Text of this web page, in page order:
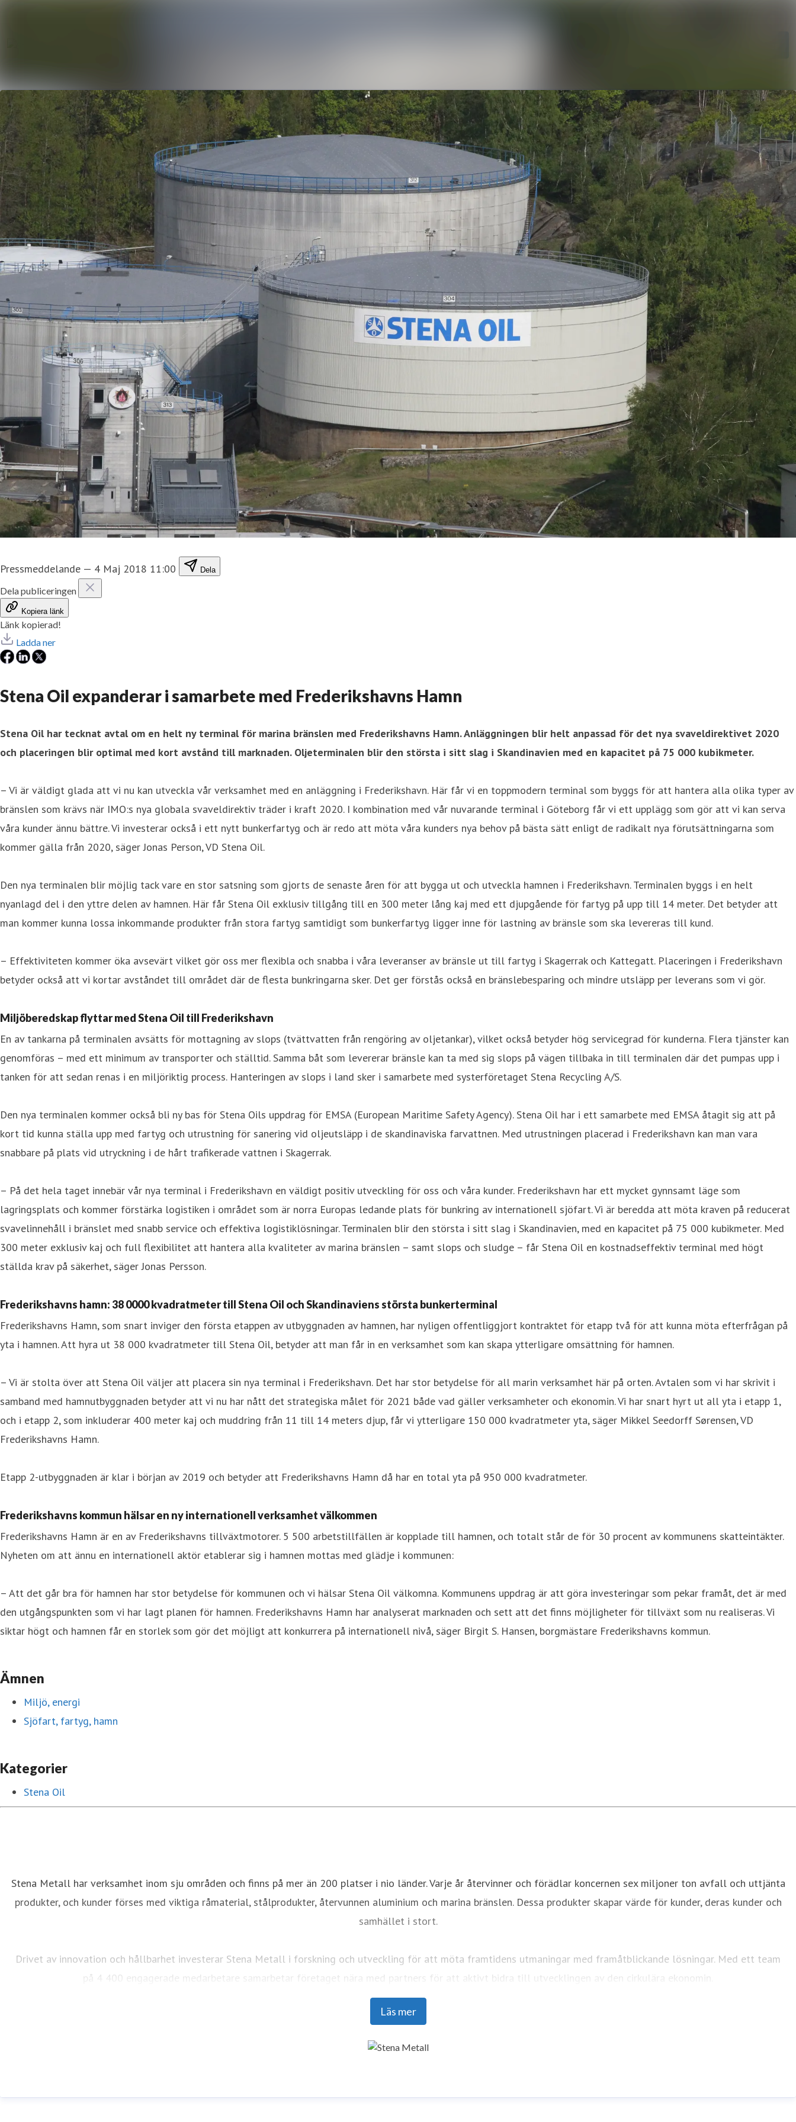
Pressmeddelande — 4 Maj 2018 11:00 Dela
Dela publiceringen
Kopiera länk
Länk kopierad!
Ladda ner
Stena Oil expanderar i samarbete med Frederikshavns Hamn
Stena Oil har tecknat avtal om en helt ny terminal för marina bränslen med Frederikshavns Hamn. Anläggningen blir helt anpassad för det nya svaveldirektivet 2020
och placeringen blir optimal med kort avstånd till marknaden. Oljeterminalen blir den största i sitt slag i Skandinavien med en kapacitet på 75 000 kubikmeter.
– Vi är väldigt glada att vi nu kan utveckla vår verksamhet med en anläggning i Frederikshavn. Här får vi en toppmodern terminal som byggs för att hantera alla olika typer av
bränslen som krävs när IMO:s nya globala svaveldirektiv träder i kraft 2020. I kombination med vår nuvarande terminal i Göteborg får vi ett upplägg som gör att vi kan serva
våra kunder ännu bättre. Vi investerar också i ett nytt bunkerfartyg och är redo att möta våra kunders nya behov på bästa sätt enligt de radikalt nya förutsättningarna som
kommer gälla från 2020, säger Jonas Person, VD Stena Oil.
Den nya terminalen blir möjlig tack vare en stor satsning som gjorts de senaste åren för att bygga ut och utveckla hamnen i Frederikshavn. Terminalen byggs i en helt
nyanlagd del i den yttre delen av hamnen. Här får Stena Oil exklusiv tillgång till en 300 meter lång kaj med ett djupgående för fartyg på upp till 14 meter. Det betyder att
man kommer kunna lossa inkommande produkter från stora fartyg samtidigt som bunkerfartyg ligger inne för lastning av bränsle som ska levereras till kund.
– Effektiviteten kommer öka avsevärt vilket gör oss mer flexibla och snabba i våra leveranser av bränsle ut till fartyg i Skagerrak och Kattegatt. Placeringen i Frederikshavn
betyder också att vi kortar avståndet till området där de flesta bunkringarna sker. Det ger förstås också en bränslebesparing och mindre utsläpp per leverans som vi gör.
Miljöberedskap flyttar med Stena Oil till Frederikshavn
En av tankarna på terminalen avsätts för mottagning av slops (tvättvatten från rengöring av oljetankar), vilket också betyder hög servicegrad för kunderna. Flera tjänster kan
genomföras – med ett minimum av transporter och ställtid. Samma båt som levererar bränsle kan ta med sig slops på vägen tillbaka in till terminalen där det pumpas upp i
tanken för att sedan renas i en miljöriktig process. Hanteringen av slops i land sker i samarbete med systerföretaget Stena Recycling A/S.
Den nya terminalen kommer också bli ny bas för Stena Oils uppdrag för EMSA (European Maritime Safety Agency). Stena Oil har i ett samarbete med EMSA åtagit sig att på
kort tid kunna ställa upp med fartyg och utrustning för sanering vid oljeutsläpp i de skandinaviska farvattnen. Med utrustningen placerad i Frederikshavn kan man vara
snabbare på plats vid utryckning i de hårt trafikerade vattnen i Skagerrak.
– På det hela taget innebär vår nya terminal i Frederikshavn en väldigt positiv utveckling för oss och våra kunder. Frederikshavn har ett mycket gynnsamt läge som
lagringsplats och kommer förstärka logistiken i området som är norra Europas ledande plats för bunkring av internationell sjöfart. Vi är beredda att möta kraven på reducerat
svavelinnehåll i bränslet med snabb service och effektiva logistiklösningar. Terminalen blir den största i sitt slag i Skandinavien, med en kapacitet på 75 000 kubikmeter. Med
300 meter exklusiv kaj och full flexibilitet att hantera alla kvaliteter av marina bränslen – samt slops och sludge – får Stena Oil en kostnadseffektiv terminal med högt
ställda krav på säkerhet, säger Jonas Persson.
Frederikshavns hamn: 38 0000 kvadratmeter till Stena Oil och Skandinaviens största bunkerterminal
Frederikshavns Hamn, som snart inviger den första etappen av utbyggnaden av hamnen, har nyligen offentliggjort kontraktet för etapp två för att kunna möta efterfrågan på
yta i hamnen. Att hyra ut 38 000 kvadratmeter till Stena Oil, betyder att man får in en verksamhet som kan skapa ytterligare omsättning för hamnen.
– Vi är stolta över att Stena Oil väljer att placera sin nya terminal i Frederikshavn. Det har stor betydelse för all marin verksamhet här på orten. Avtalen som vi har skrivit i
samband med hamnutbyggnaden betyder att vi nu har nått det strategiska målet för 2021 både vad gäller verksamheter och ekonomin. Vi har snart hyrt ut all yta i etapp 1,
och i etapp 2, som inkluderar 400 meter kaj och muddring från 11 till 14 meters djup, får vi ytterligare 150 000 kvadratmeter yta, säger Mikkel Seedorff Sørensen, VD
Frederikshavns Hamn.
Etapp 2-utbyggnaden är klar i början av 2019 och betyder att Frederikshavns Hamn då har en total yta på 950 000 kvadratmeter.
Frederikshavns kommun hälsar en ny internationell verksamhet välkommen
Frederikshavns Hamn är en av Frederikshavns tillväxtmotorer. 5 500 arbetstillfällen är kopplade till hamnen, och totalt står de för 30 procent av kommunens skatteintäkter.
Nyheten om att ännu en internationell aktör etablerar sig i hamnen mottas med glädje i kommunen:
– Att det går bra för hamnen har stor betydelse för kommunen och vi hälsar Stena Oil välkomna. Kommunens uppdrag är att göra investeringar som pekar framåt, det är med
den utgångspunkten som vi har lagt planen för hamnen. Frederikshavns Hamn har analyserat marknaden och sett att det finns möjligheter för tillväxt som nu realiseras. Vi
siktar högt och hamnen får en storlek som gör det möjligt att konkurrera på internationell nivå, säger Birgit S. Hansen, borgmästare Frederikshavns kommun.
Ämnen
Miljö, energi
Sjöfart, fartyg, hamn
Kategorier
Stena Oil
Stena Metall har verksamhet inom sju områden och finns på mer än 200 platser i nio länder. Varje år återvinner och förädlar koncernen sex miljoner ton avfall och uttjänta
produkter, och kunder förses med viktiga råmaterial, stålprodukter, återvunnen aluminium och marina bränslen. Dessa produkter skapar värde för kunder, deras kunder och
samhället i stort.
Drivet av innovation och hållbarhet investerar Stena Metall i forskning och utveckling för att möta framtidens utmaningar med framåtblickande lösningar. Med ett team
på 4 400 engagerade medarbetare samarbetar företaget nära med partners för att aktivt bidra till utvecklingen av den cirkulära ekonomin.
Läs mer